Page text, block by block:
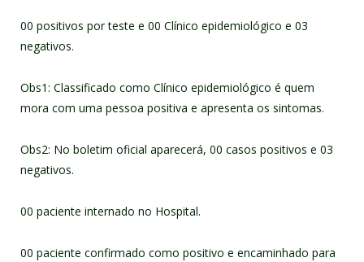
00 positivos por teste e 00 Clínico epidemiológico e 03
negativos.
Obs1: Classificado como Clínico epidemiológico é quem
mora com uma pessoa positiva e apresenta os sintomas.
Obs2: No boletim oficial aparecerá, 00 casos positivos e 03
negativos.
00 paciente internado no Hospital.
00 paciente confirmado como positivo e encaminhado para